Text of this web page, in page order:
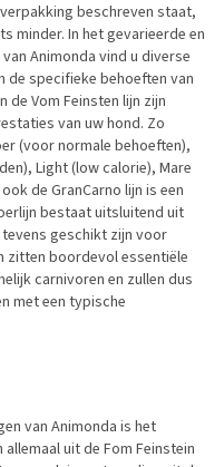
beschreven staat,
minder. In het gevarieerde en
Animonda vind u diverse
de specifieke behoeften van
de Vom Feinsten lijn zijn
van uw hond. Zo
(voor normale behoeften),
Light (low calorie), Mare
de GranCarno lijn is een
bestaat uitsluitend uit
geschikt zijn voor
zitten boordevol essentiële
carnivoren en zullen dus
met een typische
van Animonda is het
uit de Fom Feinstein